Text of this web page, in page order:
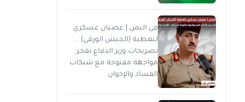
في اليمن | عصيان عسكري
لتغطية (الجيش الورقي) ..
تصريحات وزير الدفاع تفجر
مواجهة مفتوحة مع شبكات
الفساد والإخوان